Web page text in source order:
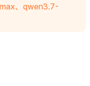
、qwen3.7-